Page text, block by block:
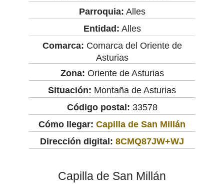
Parroquia: Alles
Entidad: Alles
Comarca: Comarca del Oriente de
Asturias
Zona: Oriente de Asturias
Situación: Montaña de Asturias
Código postal: 33578
Cómo llegar: Capilla de San Millán
Dirección digital: 8CMQ87JW+WJ
Capilla de San Millán